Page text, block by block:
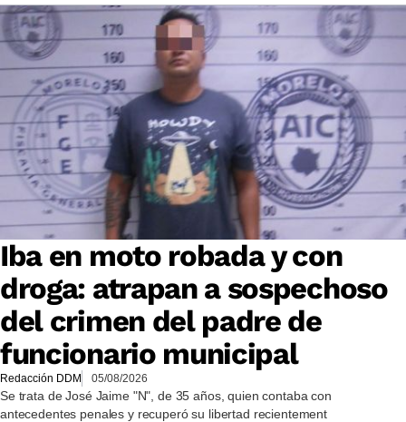
Iba en moto robada y con
droga: atrapan a sospechoso
del crimen del padre de
funcionario municipal
Redacción DDM 05/08/2026
Se trata de José Jaime "N", de 35 años, quien contaba con
antecedentes penales y recuperó su libertad recientement